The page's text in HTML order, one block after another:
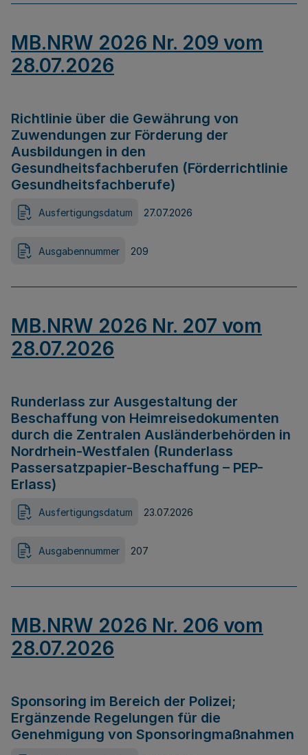
MB.NRW 2026 Nr. 209 vom
28.07.2026
Richtlinie über die Gewährung von
Zuwendungen zur Förderung der
Ausbildungen in den
Gesundheitsfachberufen (Förderrichtlinie
Gesundheitsfachberufe)
Ausfertigungsdatum 27.07.2026
Ausgabennummer 209
MB.NRW 2026 Nr. 207 vom
28.07.2026
Runderlass zur Ausgestaltung der
Beschaffung von Heimreisedokumenten
durch die Zentralen Ausländerbehörden in
Nordrhein-Westfalen (Runderlass
Passersatzpapier-Beschaffung – PEP-
Erlass)
Ausfertigungsdatum 23.07.2026
Ausgabennummer 207
MB.NRW 2026 Nr. 206 vom
28.07.2026
Sponsoring im Bereich der Polizei;
Ergänzende Regelungen für die
Genehmigung von Sponsoringmaßnahmen